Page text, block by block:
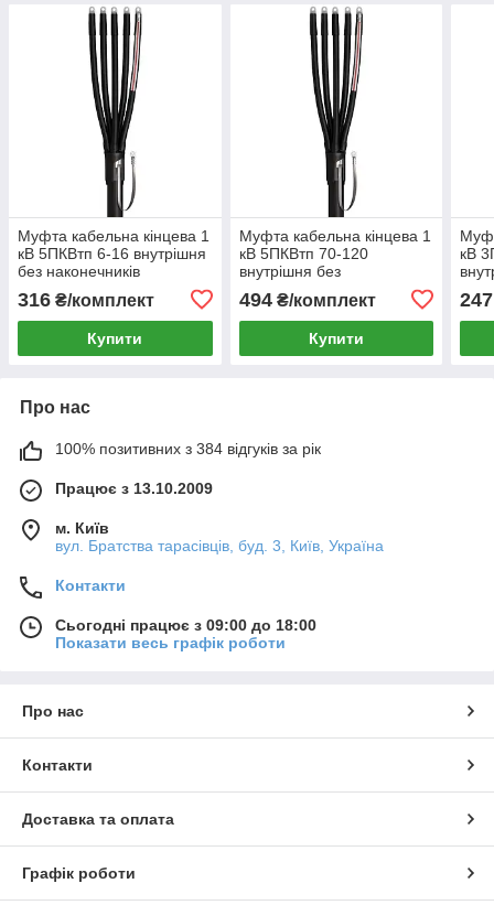
Муфта кабельна кінцева 1
кВ 5ПКВтп 6-16 внутрішня
без наконечників
316 ₴/комплект
Купити
Муфта кабельна кінцева 1
кВ 5ПКВтп 70-120
внутрішня без
494₴/комплект
Купити
кВ
247
Про нас
100% позитивних з 384 відгуків за рік
Працює з 13.10.2009
м. Київ
вул. Братства тарасівців, буд. 3, Київ, Україна
Контакти
Сьогодні працює з 09:00 до 18:00
Показати весь графік роботи
Про нас
Контакти
Доставка та оплата
Графік роботи